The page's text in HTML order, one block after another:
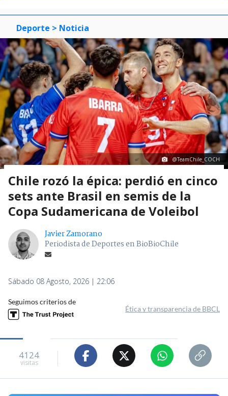
Deporte > Noticia
@TeamChile_COCH
Chile rozó la épica: perdió en cinco
sets ante Brasil en semis de la
Copa Sudamericana de Voleibol
Javier Zamorano
Periodista de Deportes en BioBioChile
Sábado 08 Agosto, 2026 | 22:06
Seguimos criterios de
Ética y transparencia de BBCL
4124
visitas